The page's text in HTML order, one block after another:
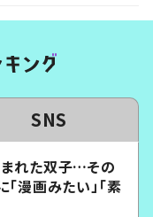
SNS
れた双子…その
漫画みたい」「素